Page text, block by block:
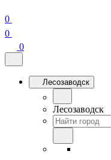
0
0
0
Лесозаводск
Лесозаводск